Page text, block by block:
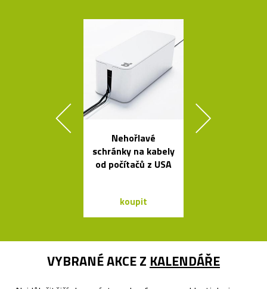
Nehořlavé
schránky na kabely
od počítačů z USA
koupit
VYBRANÉ AKCE Z KALENDÁŘE